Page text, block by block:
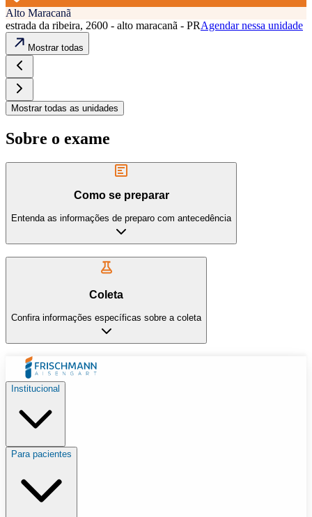
Alto Maracanã
estrada da ribeira, 2600 - alto maracanã - PRAgendar nessa unidade
Mostrar todas
Mostrar todas as unidades
Sobre o exame
Como se preparar
Entenda as informações de preparo com antecedência
Coleta
Confira informações específicas sobre a coleta
Institucional
Para pacientes